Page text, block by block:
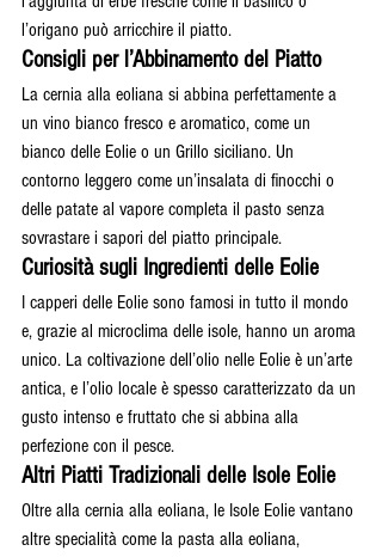
l’origano può arricchire il piatto.
Consigli per l’Abbinamento del Piatto
La cernia alla eoliana si abbina perfettamente a
un vino bianco fresco e aromatico, come un
bianco delle Eolie o un Grillo siciliano. Un
contorno leggero come un’insalata di finocchi o
delle patate al vapore completa il pasto senza
sovrastare i sapori del piatto principale.
Curiosità sugli Ingredienti delle Eolie
I capperi delle Eolie sono famosi in tutto il mondo
e, grazie al microclima delle isole, hanno un aroma
unico. La coltivazione dell’olio nelle Eolie è un’arte
antica, e l’olio locale è spesso caratterizzato da un
gusto intenso e fruttato che si abbina alla
perfezione con il pesce.
Altri Piatti Tradizionali delle Isole Eolie
Oltre alla cernia alla eoliana, le Isole Eolie vantano
altre specialità come la pasta alla eoliana,